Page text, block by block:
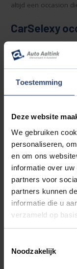
Toestemming
Deze website
We gebruiken
personaliseren,
en om ons
informatie over
partners voor
partners kunnen
informatie die u
verzameld op
Noodzakelijk
altijd een occasion
CarSelexy
Auto Aaltink is
ons ook jong
en vaak nog
aantrekkelijk omdat
worden geleverd
garantie bij de
Auto
Niet iedereen wil het
betalen. Daarom
voor
Betaalplan op
Keuze uit
Vaste rente
Leaseopties
kunt u rekenen op